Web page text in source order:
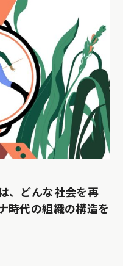
、どんな社会を再
時代の組織の構造を